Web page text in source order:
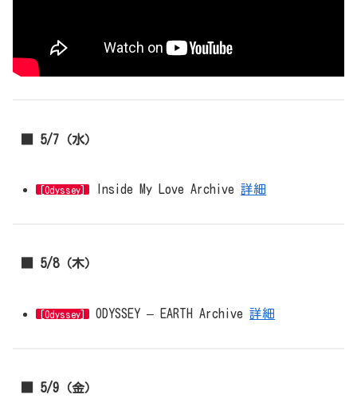
■ 5/7（水）
[Odyssey] Inside My Love Archive詳細
■ 5/8（木）
[Odyssey] ODYSSEY – EARTH Archive詳細
■ 5/9（金）